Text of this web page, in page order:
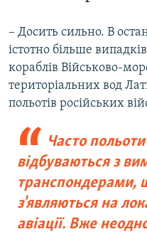
– Досить сильно. В
істотно більше
кораблів Військово-
територіальних вод
польотів російських
Часто польоти
відбуваються з
транспондерами,
з'являються на
авіації. Вже